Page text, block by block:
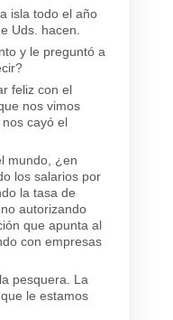
isla todo el año
Uds. hacen.
y le preguntó a
feliz con el
nos vimos
cayó el
mundo, ¿en
los salarios por
la tasa de
autorizando
que apunta al
con empresas
pesquera. La
le estamos